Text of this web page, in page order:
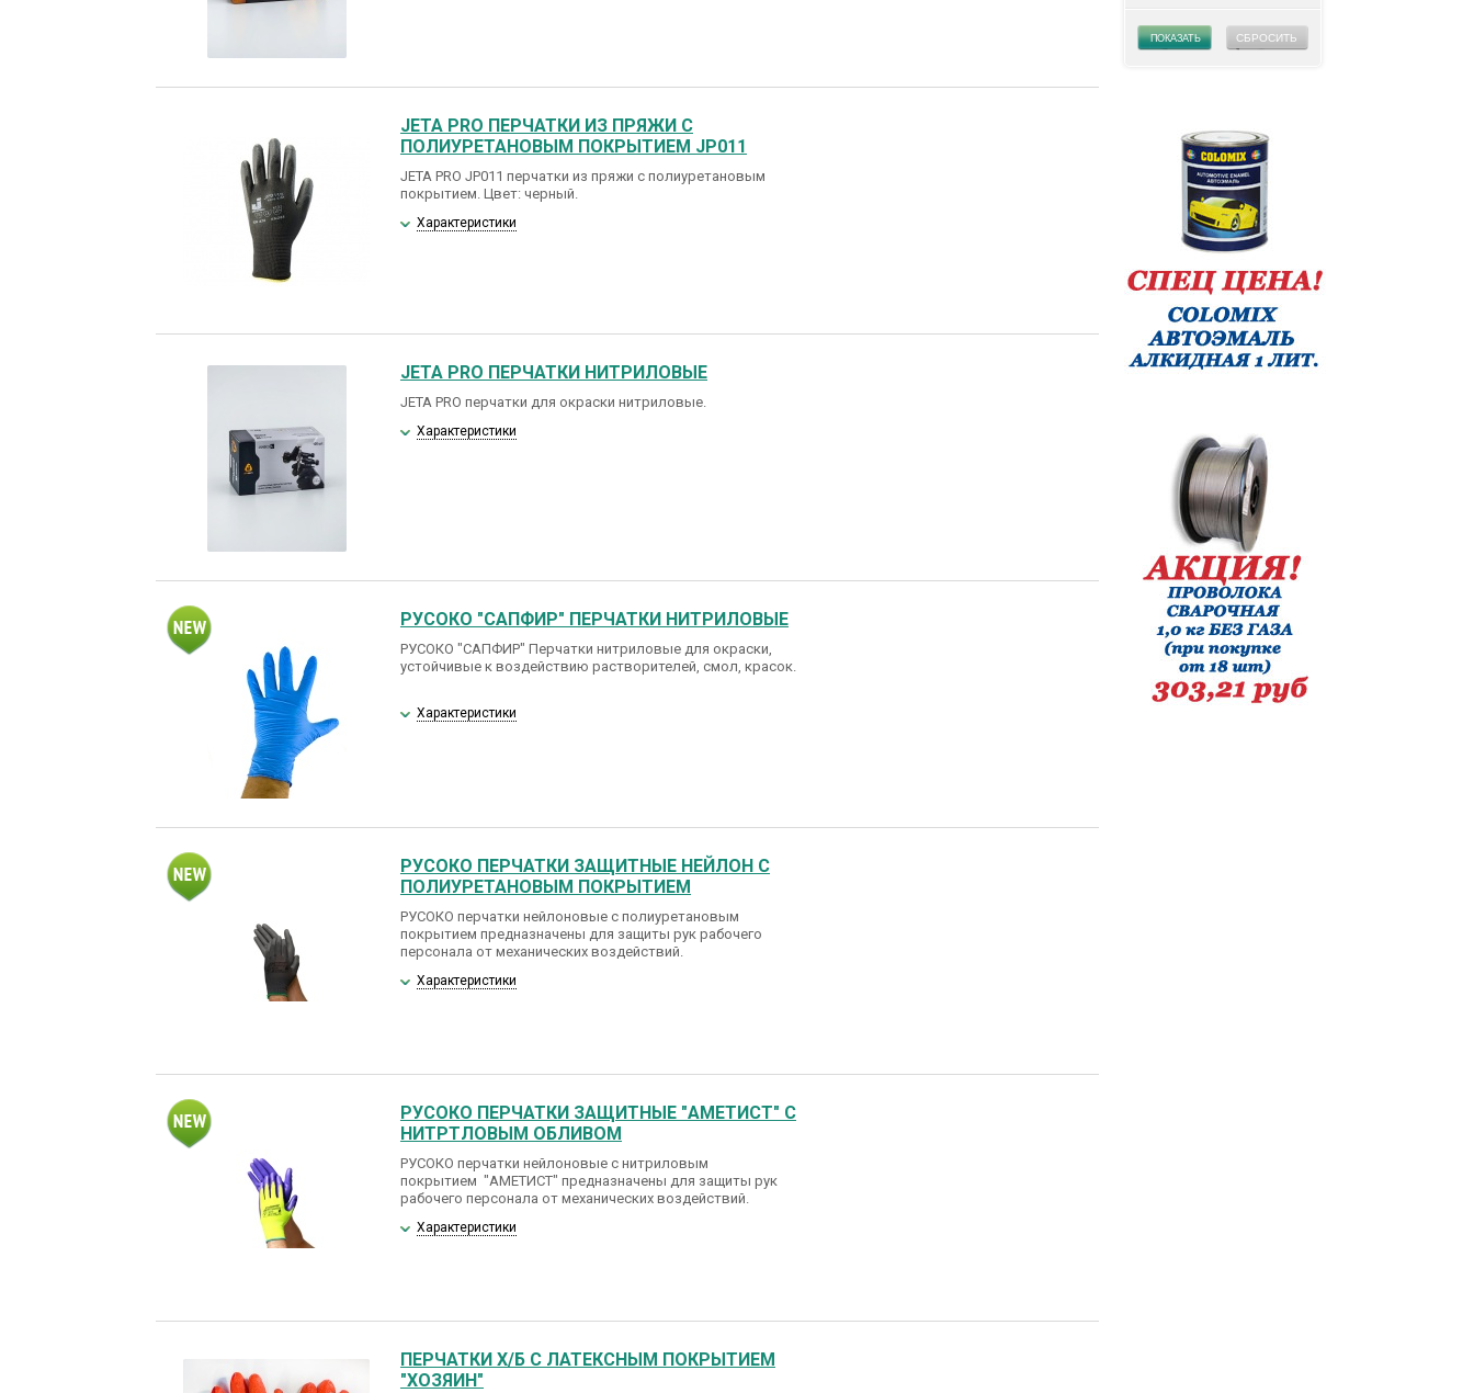
ПОКАЗАТЬ СБРОСИТЬ
JETA PRO ПЕРЧАТКИ ИЗ ПРЯЖИ С
ПОЛИУРЕТАНОВЫМ ПОКРЫТИЕМ JP011
JETA PRO JP011 перчатки из пряжи с полиуретановым
покрытием. Цвет: черный.
Характеристики
JETA PRO ПЕРЧАТКИ НИТРИЛОВЫЕ
JETA PRO перчатки для окраски нитриловые.
Характеристики
РУСОКО "САПФИР" ПЕРЧАТКИ НИТРИЛОВЫЕ
РУСОКО "САПФИР" Перчатки нитриловые для окраски,
устойчивые к воздействию растворителей, смол, красок.
Характеристики
РУСОКО ПЕРЧАТКИ ЗАЩИТНЫЕ НЕЙЛОН С
ПОЛИУРЕТАНОВЫМ ПОКРЫТИЕМ
РУСОКО перчатки нейлоновые c полиуретановым
покрытием предназначены для защиты рук рабочего
персонала от механических воздействий.
Характеристики
РУСОКО ПЕРЧАТКИ ЗАЩИТНЫЕ "АМЕТИСТ" С
НИТРТЛОВЫМ ОБЛИВОМ
РУСОКО перчатки нейлоновые c нитриловым
покрытием "АМЕТИСТ" предназначены для защиты рук
рабочего персонала от механических воздействий.
Характеристики
ПЕРЧАТКИ Х/Б С ЛАТЕКСНЫМ ПОКРЫТИЕМ
"ХОЗЯИН"